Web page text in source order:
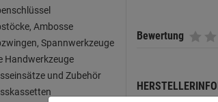
Ambosse
Spannwerkzeuge
Handwerkzeuge
und Zubehör
Bewertung